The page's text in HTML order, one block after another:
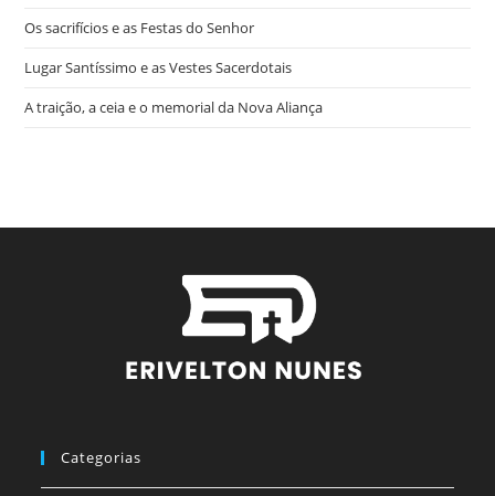
Os sacrifícios e as Festas do Senhor
Lugar Santíssimo e as Vestes Sacerdotais
A traição, a ceia e o memorial da Nova Aliança
Categorias